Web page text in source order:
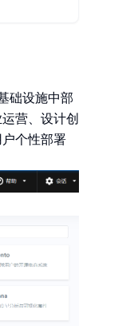
础设施中部
营、设计创
个性部署